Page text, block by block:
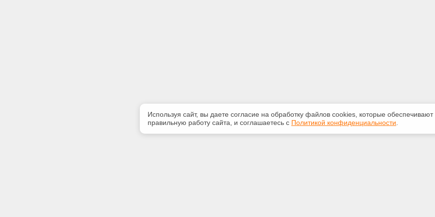
Используя сайт, вы даете согласие на обработку файлов сооkiеs, которые обеспечивают
правильную работу сайта, и соглашаетесь с Политикой конфиденциальности